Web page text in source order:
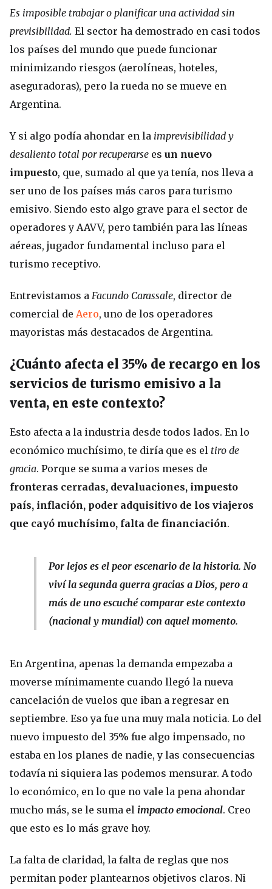
Es imposible trabajar o planificar una actividad sin
previsibilidad. El sector ha demostrado en casi todos
los países del mundo que puede funcionar
minimizando riesgos (aerolíneas, hoteles,
aseguradoras), pero la rueda no se mueve en
Argentina.
Y si algo podía ahondar en la imprevisibilidad y
desaliento total por recuperarse es un nuevo
impuesto, que, sumado al que ya tenía, nos lleva a
ser uno de los países más caros para turismo
emisivo. Siendo esto algo grave para el sector de
operadores y AAVV, pero también para las líneas
aéreas, jugador fundamental incluso para el
turismo receptivo.
Entrevistamos a Facundo Carassale, director de
comercial de Aero, uno de los operadores
mayoristas más destacados de Argentina.
¿Cuánto afecta el 35% de recargo en los
servicios de turismo emisivo a la
venta, en este contexto?
Esto afecta a la industria desde todos lados. En lo
económico muchísimo, te diría que es el tiro de
gracia. Porque se suma a varios meses de
fronteras cerradas, devaluaciones, impuesto
país, inflación, poder adquisitivo de los viajeros
que cayó muchísimo, falta de financiación.
Por lejos es el peor escenario de la historia. No
viví la segunda guerra gracias a Dios, pero a
más de uno escuché comparar este contexto
(nacional y mundial) con aquel momento.
En Argentina, apenas la demanda empezaba a
moverse mínimamente cuando llegó la nueva
cancelación de vuelos que iban a regresar en
septiembre. Eso ya fue una muy mala noticia. Lo del
nuevo impuesto del 35% fue algo impensado, no
estaba en los planes de nadie, y las consecuencias
todavía ni siquiera las podemos mensurar. A todo
lo económico, en lo que no vale la pena ahondar
mucho más, se le suma el impacto emocional. Creo
que esto es lo más grave hoy.
La falta de claridad, la falta de reglas que nos
permitan poder plantearnos objetivos claros. Ni